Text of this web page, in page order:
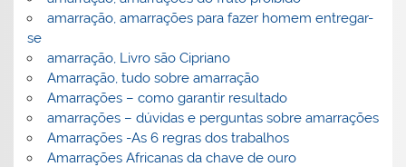
amarração, amarrações para fazer homem entregar-
se
amarração, Livro são Cipriano
Amarração, tudo sobre amarração
Amarrações – como garantir resultado
amarrações – dúvidas e perguntas sobre amarrações
Amarrações -As 6 regras dos trabalhos
Amarrações Africanas da chave de ouro